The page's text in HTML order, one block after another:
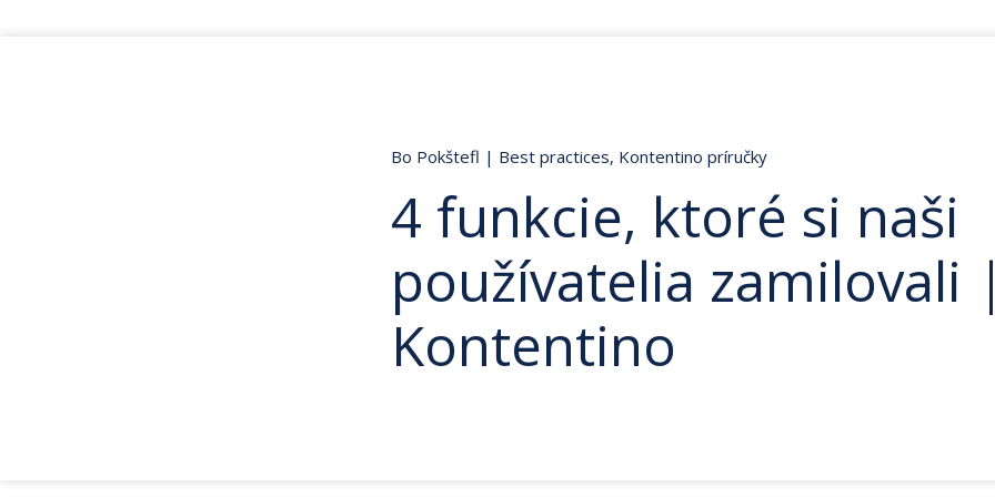
Bo Pokštefl | Best practices, Kontentino príručky
4 funkcie, ktoré si naši
používatelia zamilovali
Kontentino